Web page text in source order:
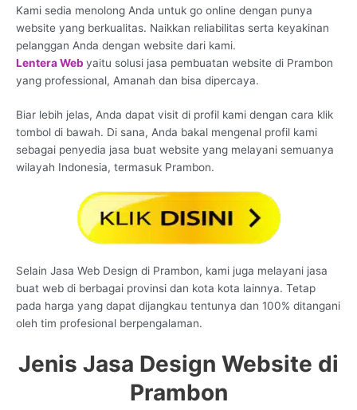
Kami sedia menolong Anda untuk go online dengan punya
website yang berkualitas. Naikkan reliabilitas serta keyakinan
pelanggan Anda dengan website dari kami.
Lentera Web yaitu solusi jasa pembuatan website di Prambon
yang professional, Amanah dan bisa dipercaya.
Biar lebih jelas, Anda dapat visit di profil kami dengan cara klik
tombol di bawah. Di sana, Anda bakal mengenal profil kami
sebagai penyedia jasa buat website yang melayani semuanya
wilayah Indonesia, termasuk Prambon.
Selain Jasa Web Design di Prambon, kami juga melayani jasa
buat web di berbagai provinsi dan kota kota lainnya. Tetap
pada harga yang dapat dijangkau tentunya dan 100% ditangani
oleh tim profesional berpengalaman.
Jenis Jasa Design Website di
Prambon